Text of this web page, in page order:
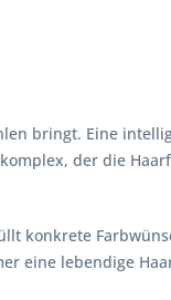
bringt. Eine
der die
konkrete
eine lebendige